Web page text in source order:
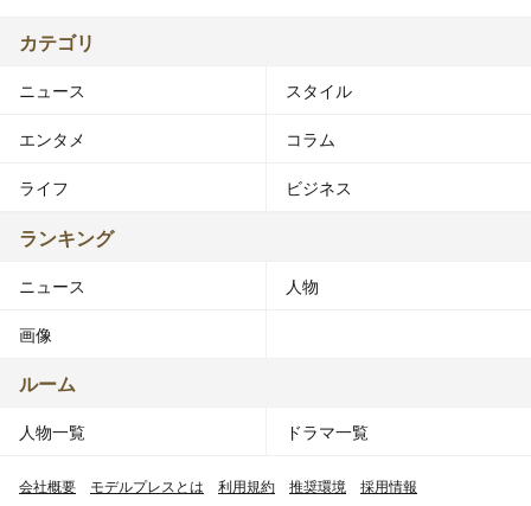
カテゴリ
ニュース スタイル
エンタメ コラム
ライフ ビジネス
ランキング
ニュース 人物
画像
ルーム
人物一覧 ドラマ一覧
会社概要 モデルプレスとは 利用規約 推奨環境 採用情報